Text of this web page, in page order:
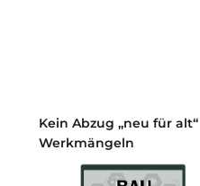
Kein Abzug „neu für
Werkmängeln